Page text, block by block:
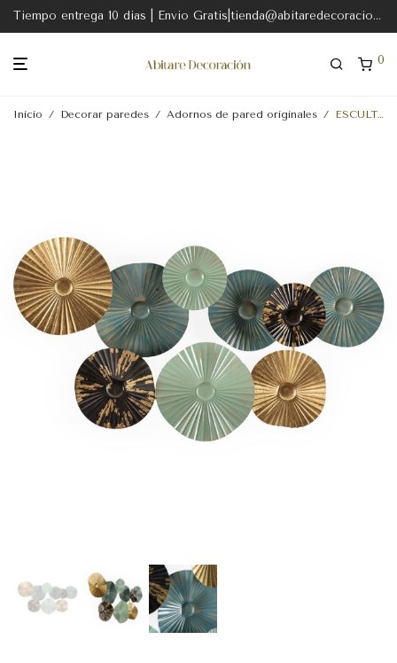
Tiempo entrega 10 dias | Envio Gratis|tienda@abitaredecoracion.com
0
Inicio / Decorar paredes / Adornos de pared originales / ESCULTURA 47x10x92 METAL MULTICOLOR